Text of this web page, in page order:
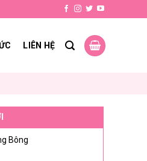
LIÊN HỆ
Bông